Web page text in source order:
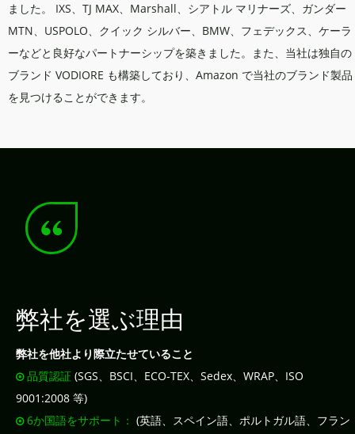
ました。 IXS、TJ MAX、Marshall、シアトル マリナーズ、ガンダー
MTN、USPOLO、クイック シルバー、BMW、フェデックス、ケーラ
ーなどと良好なパートナーシップを築きました。また、当社は独自の
ブランド VODIORE も構築しており、Amazon で当社のブランド製品
を見つけることができます。
弊社を選ぶ理由
弊社を他社より際立たせていること
 品質認証 (SGS、BSCI、ECO-TEX、Sedex、WRAP、ISO
9001:2008 等)
 6か国語​​をサポート： (英語、スペイン語、ポルトガル語、フラン